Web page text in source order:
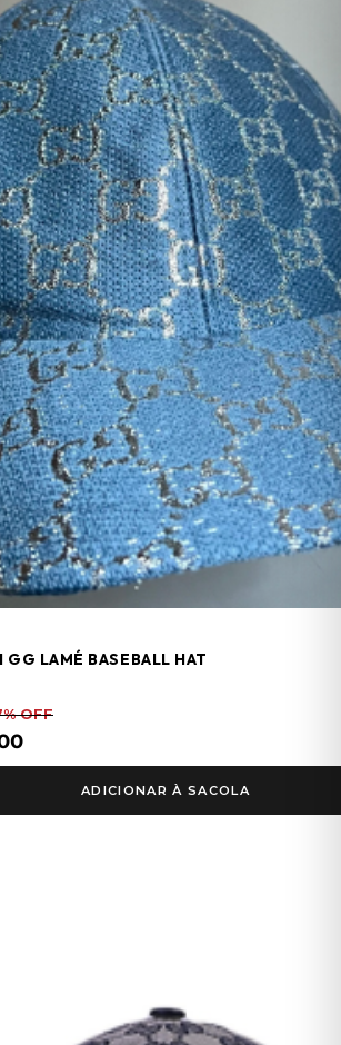
GG LAMÉ BASEBALL HAT
OFF
ADICIONAR À SACOLA